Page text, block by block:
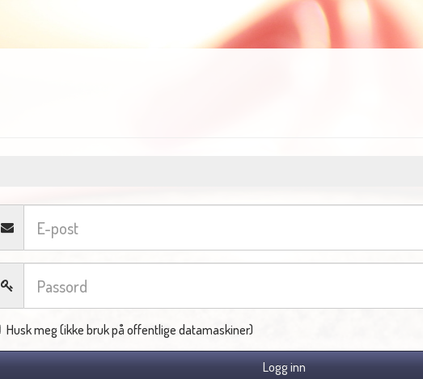
Husk meg (ikke bruk på offentlige datamaskiner)
Logg inn